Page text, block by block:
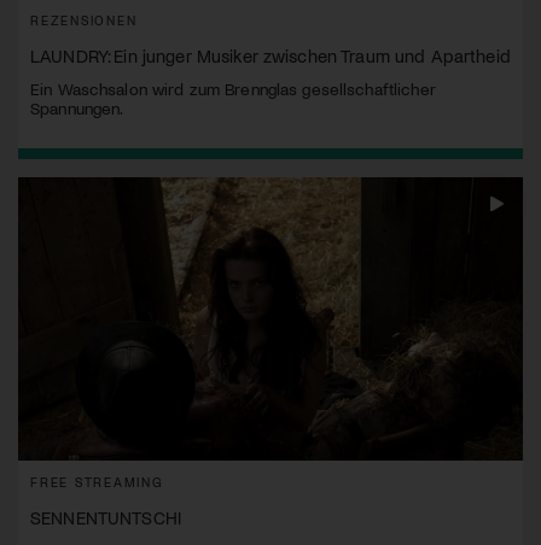
REZENSIONEN
LAUNDRY: Ein junger Musiker zwischen Traum und Apartheid
Ein Waschsalon wird zum Brennglas gesellschaftlicher
Spannungen.
FREE STREAMING
SENNENTUNTSCHI